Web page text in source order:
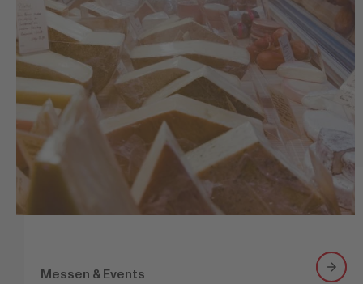
Messen & Events